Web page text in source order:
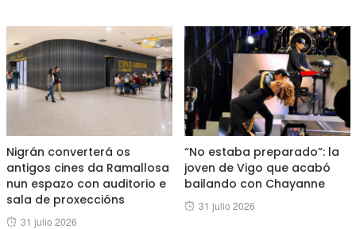
Nigrán converterá os
antigos cines da Ramallosa
nun espazo con auditorio e
sala de proxeccións
Posted
31 julio 2026
“No estaba preparado”: la
joven de Vigo que acabó
bailando con Chayanne
Posted
31 julio 2026